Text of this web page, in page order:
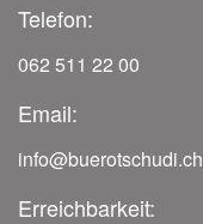
Telefon:
062 511 22 00
Email:
info@buerotschudi.ch
Erreichbarkeit: